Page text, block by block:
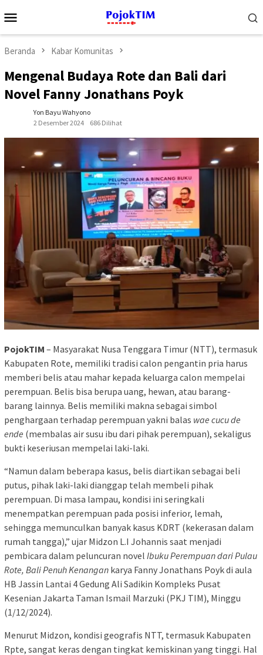
ke
Mobile
Beranda Kabar Komunitas
Mengenal Budaya Rote dan Bali dari
Novel Fanny Jonathans Poyk
Yon Bayu Wahyono
2 Desember 2024
686 Dilihat
PojokTIM – Masyarakat Nusa Tenggara Timur (NTT), termasuk
Kabupaten Rote, memiliki tradisi calon pengantin pria harus
memberi belis atau mahar kepada keluarga calon mempelai
perempuan. Belis bisa berupa uang, hewan, atau barang-
barang lainnya. Belis memiliki makna sebagai simbol
penghargaan terhadap perempuan yakni balas wae cucu de
ende (membalas air susu ibu dari pihak perempuan), sekaligus
bukti keseriusan mempelai laki-laki.
“Namun dalam beberapa kasus, belis diartikan sebagai beli
putus, pihak laki-laki dianggap telah membeli pihak
perempuan. Di masa lampau, kondisi ini seringkali
menempatkan perempuan pada posisi inferior, lemah,
sehingga memunculkan banyak kasus KDRT (kekerasan dalam
rumah tangga),” ujar Midzon L.I Johannis saat menjadi
pembicara dalam peluncuran novel Ibuku Perempuan dari Pulau
Rote, Bali Penuh Kenangan karya Fanny Jonathans Poyk di aula
HB Jassin Lantai 4 Gedung Ali Sadikin Kompleks Pusat
Kesenian Jakarta Taman Ismail Marzuki (PKJ TIM), Minggu
(1/12/2024).
Menurut Midzon, kondisi geografis NTT, termasuk Kabupaten
Rpte, sangat keras dengan tingkat kemiskinan yang tinggi. Hal